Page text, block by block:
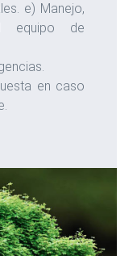
e) Manejo,
equipo de
en caso